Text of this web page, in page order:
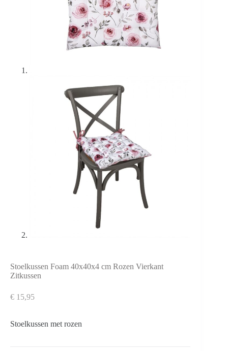
Stoelkussen Foam 40x40x4 cm Rozen Vierkant
Zitkussen
€ 15,95
Stoelkussen met rozen